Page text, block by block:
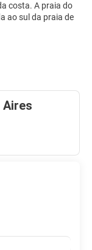
costa. A praia do
ao sul da praia de
Aires